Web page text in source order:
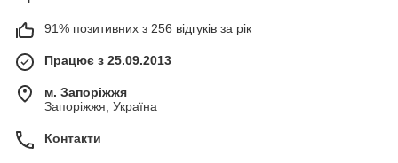
91% позитивних з 256 відгуків за рік
Працює з 25.09.2013
м. Запоріжжя
Запоріжжя, Україна
Контакти